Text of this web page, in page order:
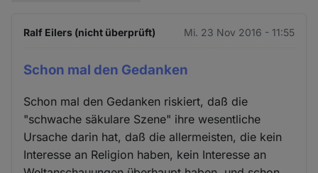
Ralf Eilers (nicht überprüft) Mi. 23 Nov 2016 - 11:55
Schon mal den Gedanken
Schon mal den Gedanken riskiert, daß die
"schwache säkulare Szene" ihre wesentliche
Ursache darin hat, daß die allermeisten, die kein
Interesse an Religion haben, kein Interesse an